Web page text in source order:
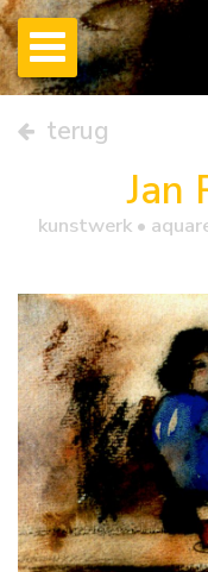
terug
Jan
kunstwerk •